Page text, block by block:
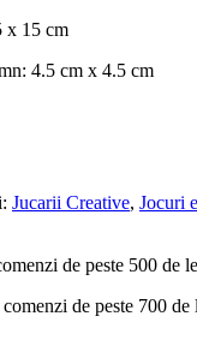
x 15 cm
4.5 cm x 4.5 cm
Jucarii Creative, Jocuri
de peste 500 de
de peste 700 de